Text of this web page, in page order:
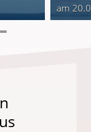
am